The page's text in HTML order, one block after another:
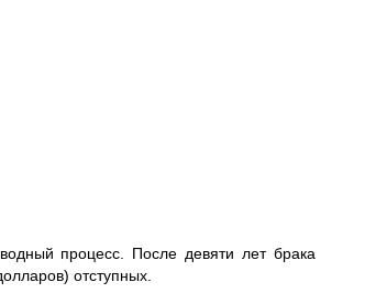
процесс. После девяти лет брака
отступных.